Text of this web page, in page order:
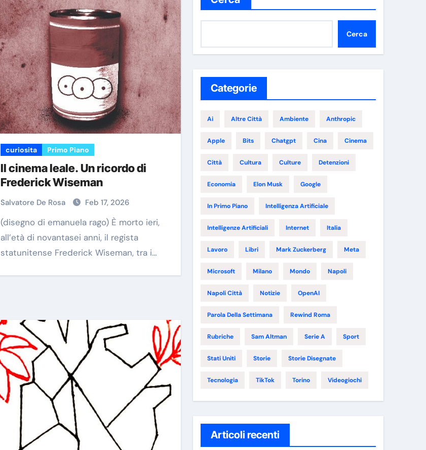
curiosita Primo Piano
Il cinema leale. Un ricordo di
Frederick Wiseman
Salvatore De Rosa Feb 17, 2026
(disegno di emanuela rago) È morto ieri,
all’età di novantasei anni, il regista
statunitense Frederick Wiseman, tra i…
Cerca
Categorie
Ai Altre Città Ambiente Anthropic
Apple Bits Chatgpt Cina Cinema
Città Cultura Culture Detenzioni
Economia Elon Musk Google
In Primo Piano Intelligenza Artificiale
Intelligenze Artificiali Internet Italia
Lavoro Libri Mark Zuckerberg Meta
Microsoft Milano Mondo Napoli
Napoli Città Notizie OpenAI
Parola Della Settimana Rewind Roma
Rubriche Sam Altman Serie A Sport
Stati Uniti Storie Storie Disegnate
Tecnologia TikTok Torino Videogiochi
Articoli recenti